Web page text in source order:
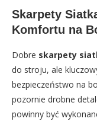
Skarpety
Komfortu na
Dobre skarpety
do stroju, ale
bezpieczeństwo na
pozornie drobne
powinny być